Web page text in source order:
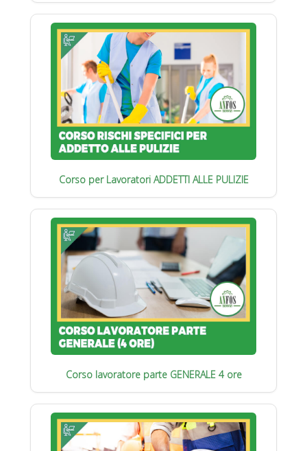
Corso per Lavoratori ADDETTI ALLE PULIZIE
Corso lavoratore parte GENERALE 4 ore